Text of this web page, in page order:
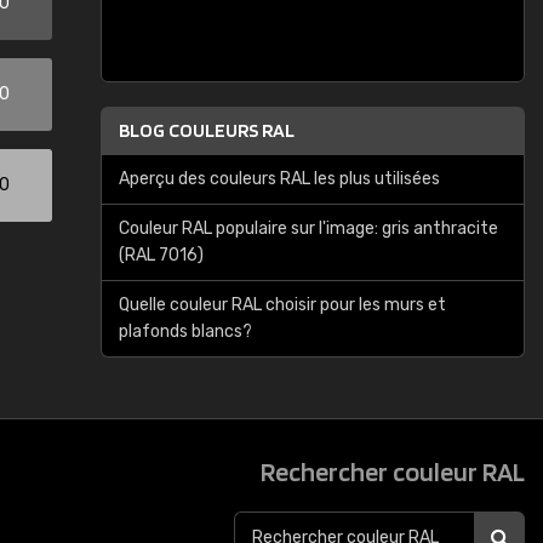
BLOG COULEURS RAL
Aperçu des couleurs RAL les plus utilisées
Couleur RAL populaire sur l'image: gris anthracite
(RAL 7016)
Quelle couleur RAL choisir pour les murs et
plafonds blancs?
Rechercher couleur RAL